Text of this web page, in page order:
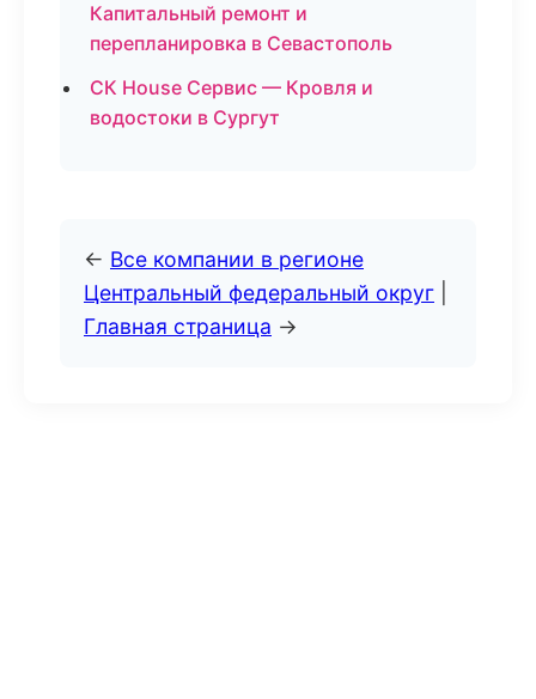
Капитальный ремонт и
перепланировка в Севастополь
СК House Сервис — Кровля и
водостоки в Сургут
← Все компании в регионе
Центральный федеральный округ
Главная страница →